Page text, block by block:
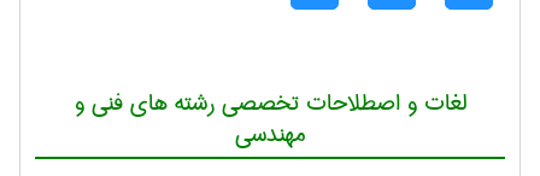
لغات و اصطلاحات تخصصی رشته های فنی و
مهندسی